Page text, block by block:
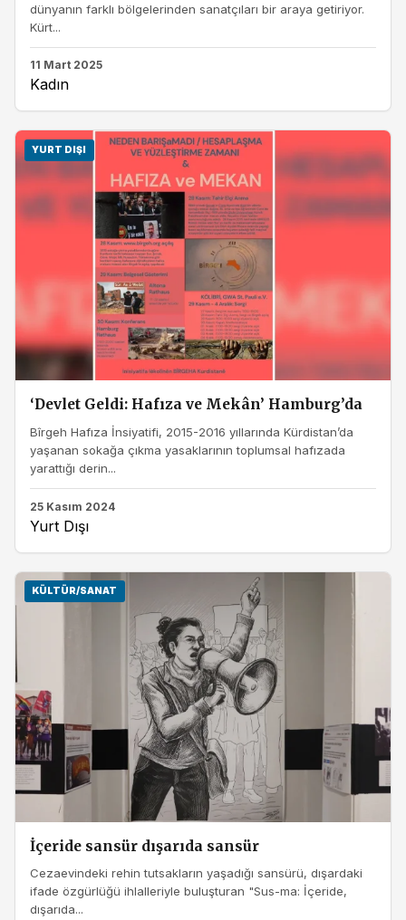
dünyanın farklı bölgelerinden sanatçıları bir araya getiriyor.
Kürt...
11 Mart 2025
Kadın
YURT DIŞI
‘Devlet Geldi: Hafıza ve Mekân’ Hamburg’da
Bîrgeh Hafıza İnsiyatifi, 2015-2016 yıllarında Kürdistan’da
yaşanan sokağa çıkma yasaklarının toplumsal hafızada
yarattığı derin...
25 Kasım 2024
Yurt Dışı
KÜLTÜR/SANAT
İçeride sansür dışarıda sansür
Cezaevindeki rehin tutsakların yaşadığı sansürü, dışardaki
ifade özgürlüğü ihlalleriyle buluşturan "Sus-ma: İçeride,
dışarıda...